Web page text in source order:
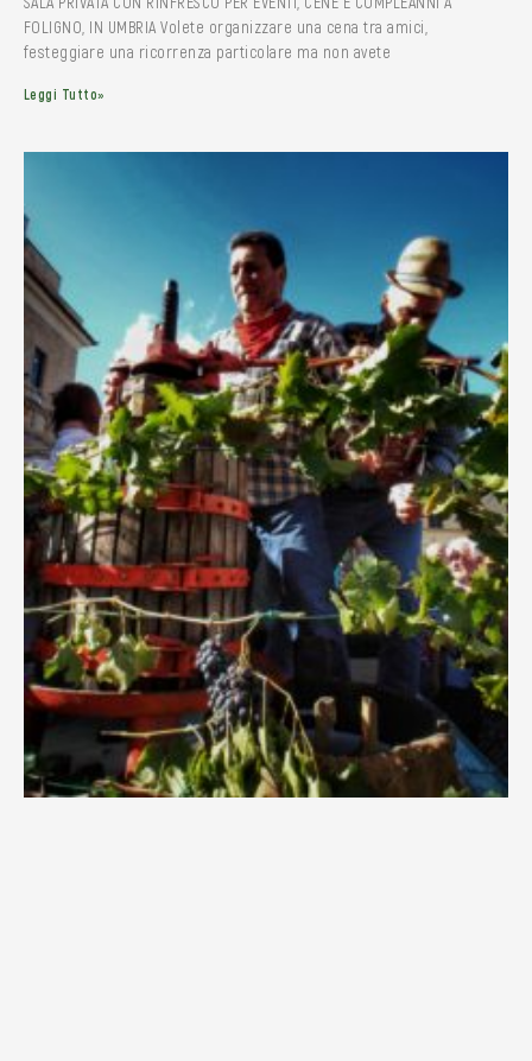
FOLIGNO, IN UMBRIA Volete organizzare una cena tra amici,
festeggiare una ricorrenza particolare ma non avete
Leggi Tutto»